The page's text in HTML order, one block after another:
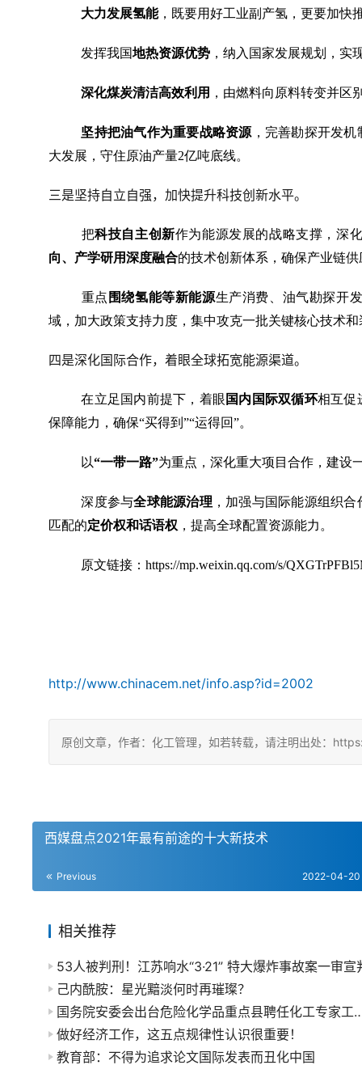
大力发展氢能，既要用好工业副产氢，更要加快
发挥我国地热资源优势 ，纳入国家发展规划，实
深化煤炭清洁高效利用 ，由燃料向原料转变并区
坚持把油气作为重要战略资源 ，完善勘探开发
大发展，守住原油产量2亿吨底线。
三是坚持自立自强，加快提升科技创新水平。
把科技自主创新作为能源发展的战略支撑，深
向、产学研用深度融合的技术创新体系，确保产业链
重点 围绕氢能等新能源生产消费、油气勘探开
域，加大政策支持力度，集中攻克一批关键核心技术
四是深化国际合作，着眼全球拓宽能源渠道。
在立足国内前提下，着眼 国内国际双循环相互促
保障能力，确保“买得到”“运得回”。
以“一带一路”为重点，深化重大项目合作，建设
深度参与全球能源治理 ，加强与国际能源组织
匹配的定价权和话语权 ，提高全球配置资源能力。
原文链接：https://mp.weixin.qq.com/s/
http://www.chinacem.net/info.asp?id=2002
原创文章，作者：化工管理，如若转载，请注明出处：
西媒盘点2021年最有前途的十大新技术
Previous 2022-04-20
相关推荐
53人被判刑！江苏响水“3·21” 特大爆炸事故案一审宣
己内酰胺：星光黯淡何时再璀璨？
国务院安委会出台危险化学品
做好经济工作，这五点规律性认识很重要！
教育部：不得为追求论文国际发表而丑化中国